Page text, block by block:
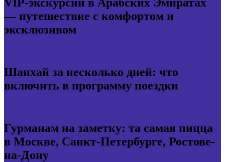
— путешествие с комфортом и
эксклюзивом
Шанхай за несколько дней: что
включить в программу поездки
Гурманам на заметку: та самая пицца
в Москве, Санкт-Петербурге, Ростове-
на-Дону